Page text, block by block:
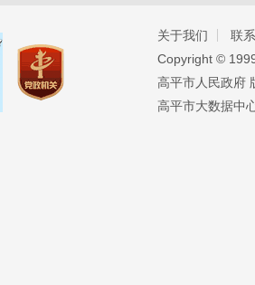
关于我们
联
Copyright ©️
高平市人民政府
高平市大数据